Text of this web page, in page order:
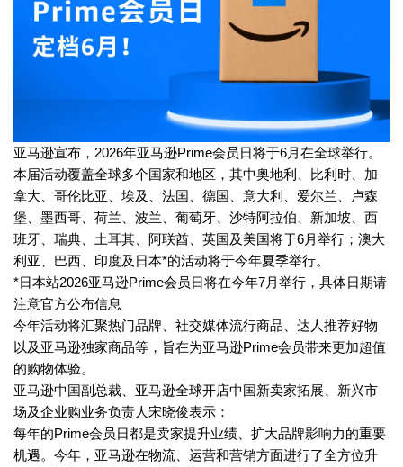
亚马逊宣布，2026年亚马逊Prime会员日将于6月在全球举行。
本届活动覆盖全球多个国家和地区，其中奥地利、比利时、加
拿大、哥伦比亚、埃及、法国、德国、意大利、爱尔兰、卢森
堡、墨西哥、荷兰、波兰、葡萄牙、沙特阿拉伯、新加坡、西
班牙、瑞典、土耳其、阿联酋、英国及美国将于6月举行；澳大
利亚、巴西、印度及日本*的活动将于今年夏季举行。
*日本站2026亚马逊Prime会员日将在今年7月举行，具体日期请
注意官方公布信息
今年活动将汇聚热门品牌、社交媒体流行商品、达人推荐好物
以及亚马逊独家商品等，旨在为亚马逊Prime会员带来更加超值
的购物体验。
亚马逊中国副总裁、亚马逊全球开店中国新卖家拓展、新兴市
场及企业购业务负责人宋晓俊表示：
每年的Prime会员日都是卖家提升业绩、扩大品牌影响力的重要
机遇。今年，亚马逊在物流、运营和营销方面进行了全方位升